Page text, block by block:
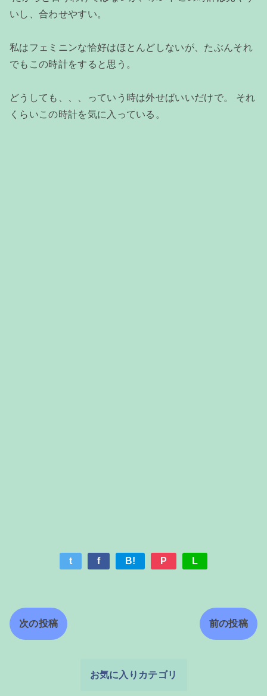
いし、合わせやすい。
私はフェミニンな恰好はほとんどしないが、たぶんそれ
でもこの時計をすると思う。
どうしても、、、っていう時は外せばいいだけで。 それ
くらいこの時計を気に入っている。
t f B! P L
次の投稿 前の投稿
お気に入りカテゴリ